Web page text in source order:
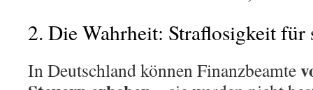
2. Die Wahrheit: Straflosigkeit für
In Deutschland können Finanzbeamte